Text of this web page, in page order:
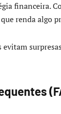
financeira.
renda algo
evitam